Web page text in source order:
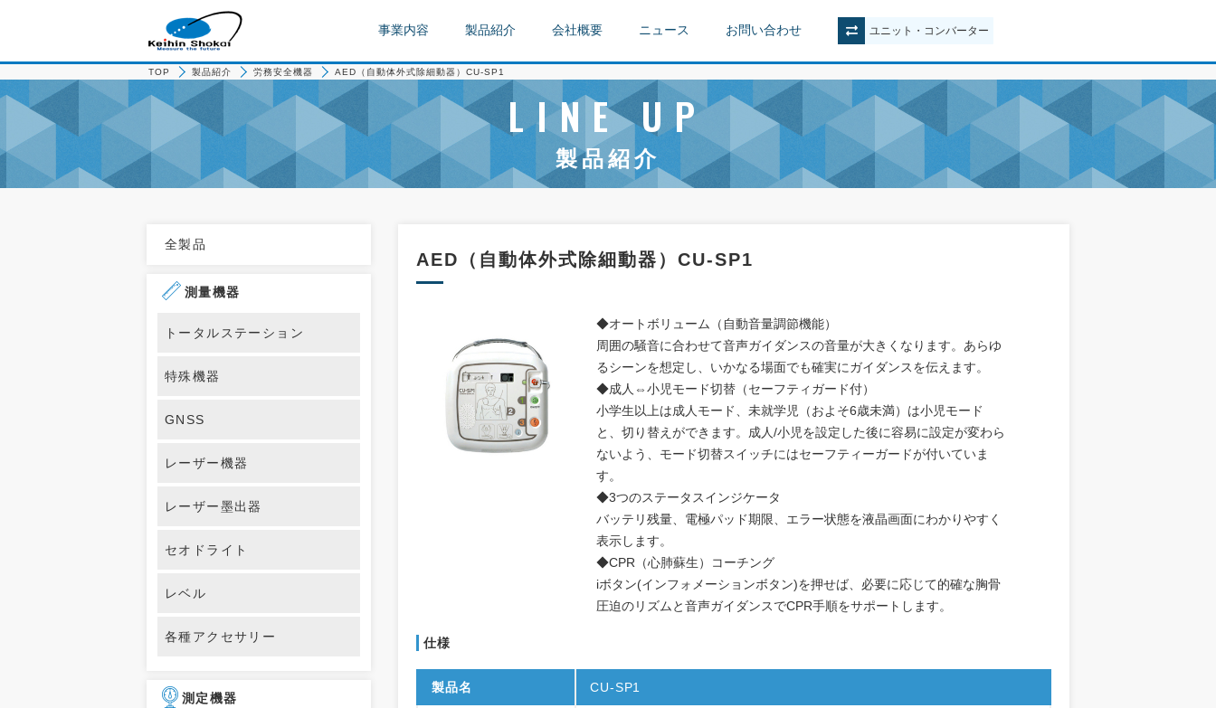
事業内容 製品紹介 会社概要 ニュース お問い合わせ ユニット ・ コンバーター
TOP 製品紹介 労務安全機器 AED（自動体外式除細動器）CU-SP1
LINE UP
製品紹介
全製品
測量機器
トータルステーション
特殊機器
GNSS
レーザー機器
レーザー墨出器
セオドライト
レベル
各種アクセサリー
測定機器
AED（自動体外式除細動器）CU-SP1
◆オートボリューム（自動音量調節機能）
周囲の騒音に合わせて音声ガイダンスの音量が大きくなります。あらゆ
るシーンを想定し、いかなる場面でも確実にガイダンスを伝えます。
◆成人⇔小児モード切替（セーフティガード付）
小学生以上は成人モード、未就学児（およそ6歳未満）は小児モード
と、切り替えができます。成人/小児を設定した後に容易に設定が変わら
ないよう、モード切替スイッチにはセーフティーガードが付いていま
す。
◆3つのステータスインジケータ
バッテリ残量、電極パッド期限、エラー状態を液晶画面にわかりやすく
表示します。
◆CPR（心肺蘇生）コーチング
iボタン(インフォメーションボタン)を押せば、必要に応じて的確な胸骨
圧迫のリズムと音声ガイダンスでCPR手順をサポートします。
仕様
製品名 CU-SP1